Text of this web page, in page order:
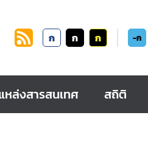
ก ก ก -ก
หล่งสารสนเทศ สถิติ